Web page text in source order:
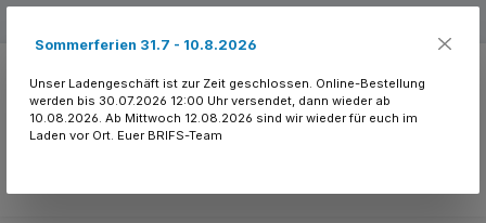
Sommerferien 31.7 - 10.8.2026
Unser Ladengeschäft ist zur Zeit geschlossen. Online-Bestellung
werden bis 30.07.2026 12:00 Uhr versendet, dann wieder ab
10.08.2026. Ab Mittwoch 12.08.2026 sind wir wieder für euch im
Laden vor Ort. Euer BRIFS-Team